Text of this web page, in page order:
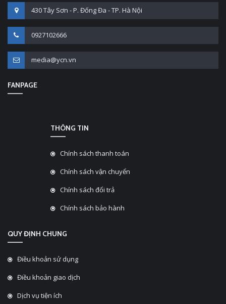
430 Tây Sơn - P. Đống Đa - TP. Hà Nội
0927102666
media@ycn.vn
FANPAGE
THÔNG TIN
Chính sách thanh toán
Chính sách vận chuyển
Chính sách đổi trả
Chính sách bảo hành
QUY ĐỊNH CHUNG
Điều khoản sử dụng
Điều khoản giao dịch
Dịch vụ tiện ích